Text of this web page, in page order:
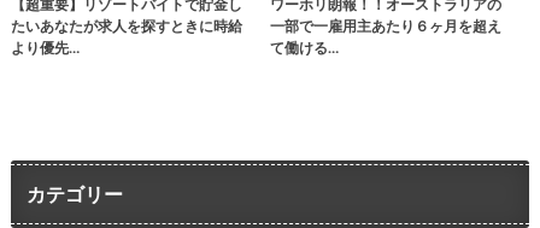
【超重要】リゾートバイトで貯金し
たいあなたが求人を探すときに時給
より優先…
ワーホリ朗報！！オーストラリアの
一部で一雇用主あたり６ヶ月を超え
て働ける…
カテゴリー